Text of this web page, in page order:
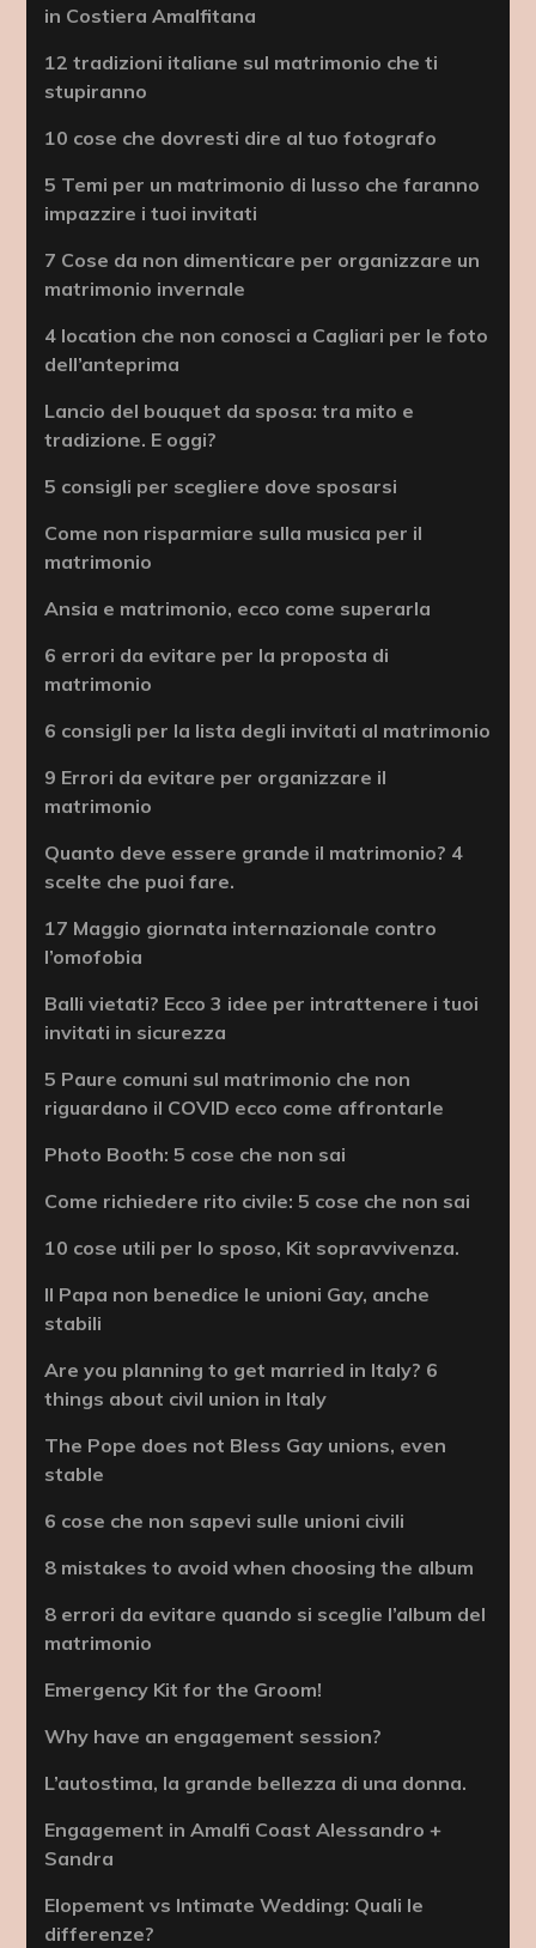
in Costiera Amalfitana
12 tradizioni italiane sul matrimonio che ti
stupiranno
10 cose che dovresti dire al tuo fotografo
5 Temi per un matrimonio di lusso che faranno
impazzire i tuoi invitati
7 Cose da non dimenticare per organizzare un
matrimonio invernale
4 location che non conosci a Cagliari per le foto
dell’anteprima
Lancio del bouquet da sposa: tra mito e
tradizione. E oggi?
5 consigli per scegliere dove sposarsi
Come non risparmiare sulla musica per il
matrimonio
Ansia e matrimonio, ecco come superarla
6 errori da evitare per la proposta di
matrimonio
6 consigli per la lista degli invitati al matrimonio
9 Errori da evitare per organizzare il
matrimonio
Quanto deve essere grande il matrimonio? 4
scelte che puoi fare.
17 Maggio giornata internazionale contro
l’omofobia
Balli vietati? Ecco 3 idee per intrattenere i tuoi
invitati in sicurezza
5 Paure comuni sul matrimonio che non
riguardano il COVID ecco come affrontarle
Photo Booth: 5 cose che non sai
Come richiedere rito civile: 5 cose che non sai
10 cose utili per lo sposo, Kit sopravvivenza.
Il Papa non benedice le unioni Gay, anche
stabili
Are you planning to get married in Italy? 6
things about civil union in Italy
The Pope does not Bless Gay unions, even
stable
6 cose che non sapevi sulle unioni civili
8 mistakes to avoid when choosing the album
8 errori da evitare quando si sceglie l’album del
matrimonio
Emergency Kit for the Groom!
Why have an engagement session?
L’autostima, la grande bellezza di una donna.
Engagement in Amalfi Coast Alessandro +
Sandra
Elopement vs Intimate Wedding: Quali le
differenze?